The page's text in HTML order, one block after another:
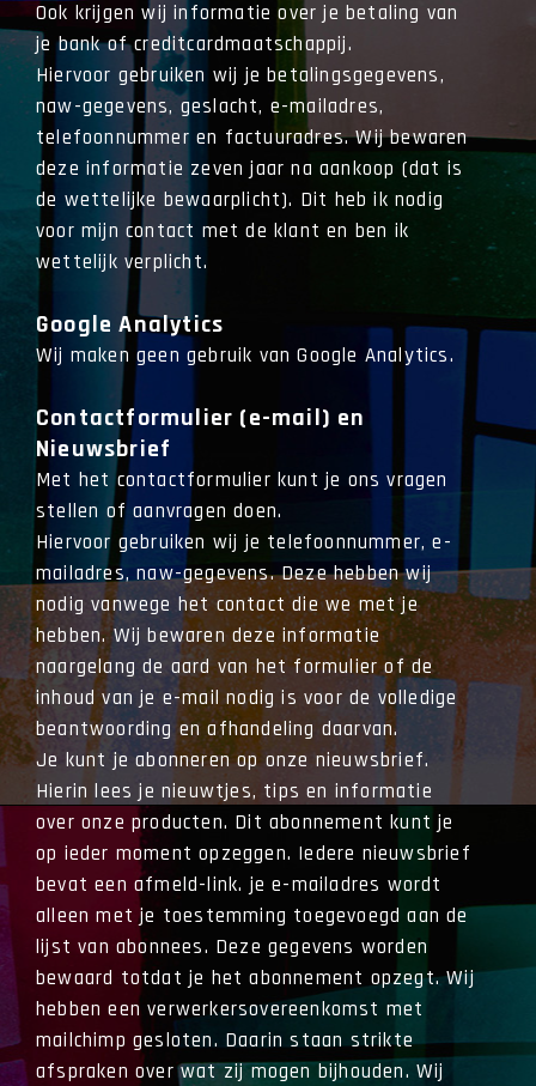
Ook krijgen wij informatie over je betaling van
je bank of creditcardmaatschappij.
Hiervoor gebruiken wij je betalingsgegevens,
naw-gegevens, geslacht, e-mailadres,
telefoonnummer en factuuradres. Wij bewaren
deze informatie zeven jaar na aankoop (dat is
de wettelijke bewaarplicht). Dit heb ik nodig
voor mijn contact met de klant en ben ik
wettelijk verplicht.
Google Analytics
Wij maken geen gebruik van Google Analytics.
Contactformulier (e-mail) en
Nieuwsbrief
Met het contactformulier kunt je ons vragen
stellen of aanvragen doen.
Hiervoor gebruiken wij je telefoonnummer, e-
mailadres, naw-gegevens. Deze hebben wij
nodig vanwege het contact die we met je
hebben. Wij bewaren deze informatie
naargelang de aard van het formulier of de
inhoud van je e-mail nodig is voor de volledige
beantwoording en afhandeling daarvan.
Je kunt je abonneren op onze nieuwsbrief.
Hierin lees je nieuwtjes, tips en informatie
over onze producten. Dit abonnement kunt je
op ieder moment opzeggen. Iedere nieuwsbrief
bevat een afmeld-link. je e-mailadres wordt
alleen met je toestemming toegevoegd aan de
lijst van abonnees. Deze gegevens worden
bewaard totdat je het abonnement opzegt. Wij
hebben een verwerkersovereenkomst met
mailchimp gesloten. Daarin staan strikte
afspraken over wat zij mogen bijhouden. Wij